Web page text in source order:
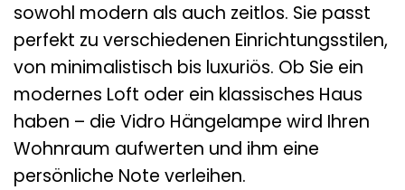
sowohl modern als auch zeitlos. Sie passt
perfekt zu verschiedenen Einrichtungsstilen,
von minimalistisch bis luxuriös. Ob Sie ein
modernes Loft oder ein klassisches Haus
haben – die Vidro Hängelampe wird Ihren
Wohnraum aufwerten und ihm eine
persönliche Note verleihen.